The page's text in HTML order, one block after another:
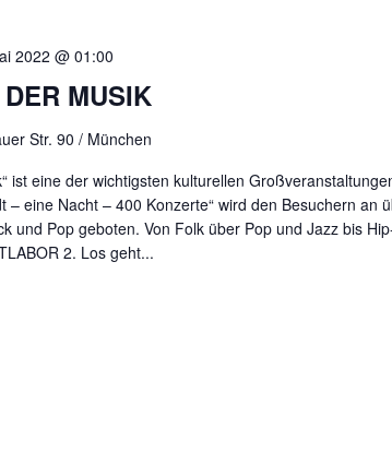
MUSIK
2022 @ 01:00
Str. 90 / München
ist eine der wichtigsten kulturellen
– eine Nacht – 400 Konzerte“ wird den Besuchern an
und Pop geboten. Von Folk über Pop und Jazz bis
2. Los geht...